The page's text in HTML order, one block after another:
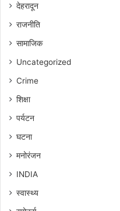
देहरादून
राजनीति
सामाजिक
Uncategorized
Crime
शिक्षा
पर्यटन
घटना
मनोरंजन
INDIA
स्वास्थ्य